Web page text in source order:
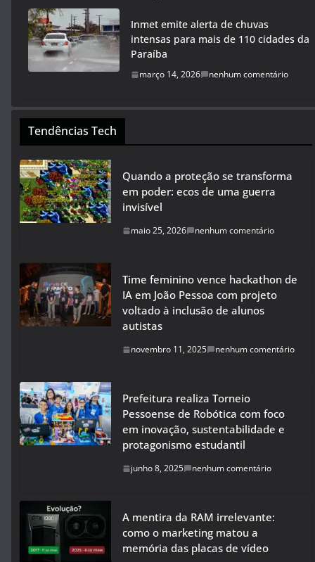
Inmet emite alerta de chuvas
intensas para mais de 110 cidades da
Paraíba
março 14, 2026 nenhum comentário
Tendências Tech
Quando a proteção se transforma
em poder: ecos de uma guerra
invisível
maio 25, 2026 nenhum comentário
Time feminino vence hackathon de
IA em João Pessoa com projeto
voltado à inclusão de alunos
autistas
novembro 11, 2025 nenhum comentário
Prefeitura realiza Torneio
Pessoense de Robótica com foco
em inovação, sustentabilidade e
protagonismo estudantil
junho 8, 2025 nenhum comentário
A mentira da RAM irrelevante:
como o marketing matou a
memória das placas de vídeo